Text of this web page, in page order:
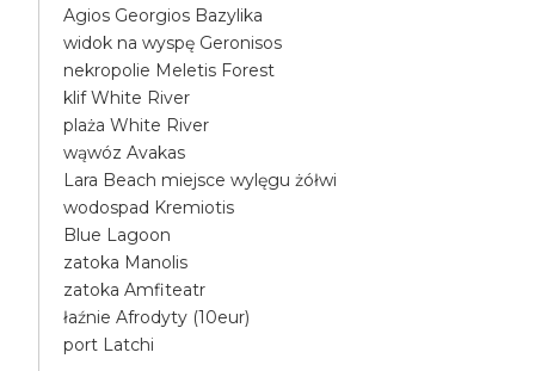
Agios Georgios Bazylika
widok na wyspę Geronisos
nekropolie Meletis Forest
klif White River
plaża White River
wąwóz Avakas
Lara Beach miejsce wylęgu żółwi
wodospad Kremiotis
Blue Lagoon
zatoka Manolis
zatoka Amfiteatr
łaźnie Afrodyty (10eur)
port Latchi